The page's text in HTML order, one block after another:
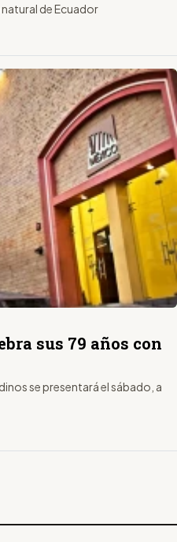
de Ecuador
sus 79 años con
se presentará el sábado, a